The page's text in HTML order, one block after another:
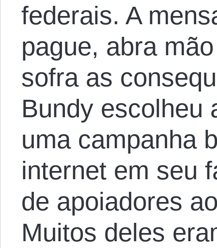
federais. A
pague, abra
sofra as
Bundy escolheu
uma campanha
internet em seu
de apoiadores
Muitos deles